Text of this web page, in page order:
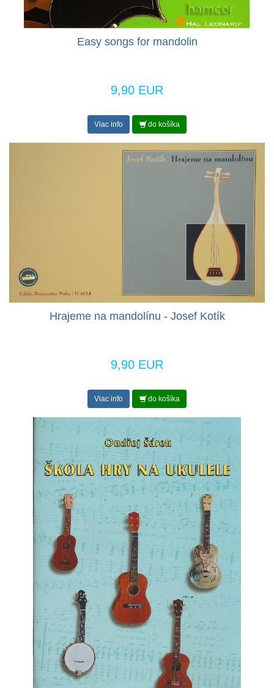
Easy songs for mandolin
9,90 EUR
Viac info do košíka
Hrajeme na mandolínu - Josef Kotík
9,90 EUR
Viac info do košíka